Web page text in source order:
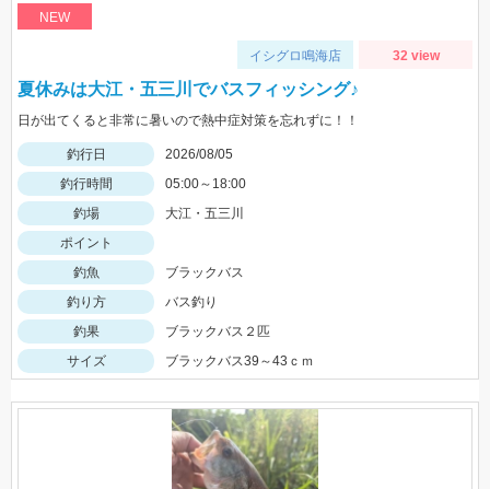
NEW
イシグロ鳴海店 32 view
夏休みは大江・五三川でバスフィッシング♪
日が出てくると非常に暑いので熱中症対策を忘れずに！！
釣行日
2026/08/05
釣行時間
05:00～18:00
釣場
大江・五三川
ポイント
釣魚
ブラックバス
釣り方
バス釣り
釣果
ブラックバス２匹
サイズ
ブラックバス39～43ｃｍ